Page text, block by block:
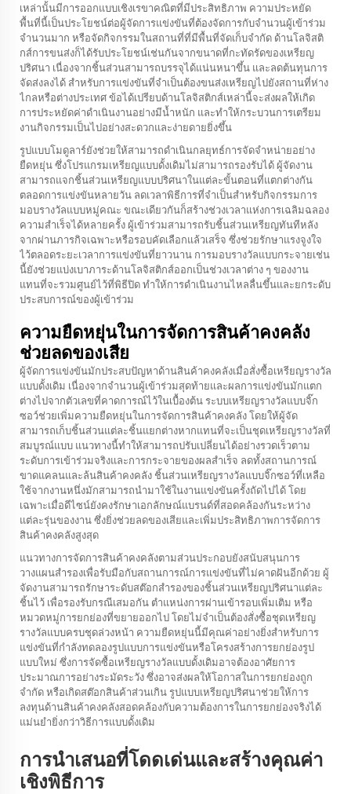
เหล่านั้นมีการออกแบบเชิงเรขาคณิตที่มีประสิทธิภาพ ความประหยัด
พื้นที่นี้เป็นประโยชน์ต่อผู้จัดการแข่งขันที่ต้องจัดการกับจำนวนผู้เข้าร่วม
จำนวนมาก หรือจัดกิจกรรมในสถานที่ที่มีพื้นที่จัดเก็บจำกัด ด้านโลจิสติ
กส์การขนส่งก็ได้รับประโยชน์เช่นกันจากขนาดที่กะทัดรัดของเหรียญ
ปริศนา เนื่องจากชิ้นส่วนสามารถบรรจุได้แน่นหนาขึ้น และลดต้นทุนการ
จัดส่งลงได้ สำหรับการแข่งขันที่จำเป็นต้องขนส่งเหรียญไปยังสถานที่ห่าง
ไกลหรือต่างประเทศ ข้อได้เปรียบด้านโลจิสติกส์เหล่านี้จะส่งผลให้เกิด
การประหยัดค่าดำเนินงานอย่างมีน้ำหนัก และทำให้กระบวนการเตรียม
งานกิจกรรมเป็นไปอย่างสะดวกและง่ายดายยิ่งขึ้น
รูปแบบโมดูลาร์ยังช่วยให้สามารถดำเนินกลยุทธ์การจัดจำหน่ายอย่าง
ยืดหยุ่น ซึ่งโปรแกรมเหรียญแบบดั้งเดิมไม่สามารถรองรับได้ ผู้จัดงาน
สามารถแจกชิ้นส่วนเหรียญแบบปริศนาในแต่ละขั้นตอนที่แตกต่างกัน
ตลอดการแข่งขันหลายวัน ลดเวลาพิธีการที่จำเป็นสำหรับกิจกรรมการ
มอบรางวัลแบบหมู่คณะ ขณะเดียวกันก็สร้างช่วงเวลาแห่งการเฉลิมฉลอง
ความสำเร็จได้หลายครั้ง ผู้เข้าร่วมสามารถรับชิ้นส่วนเหรียญทันทีหลัง
จากผ่านภารกิจเฉพาะหรือรอบคัดเลือกแล้วเสร็จ ซึ่งช่วยรักษาแรงจูงใจ
ไว้ตลอดระยะเวลาการแข่งขันที่ยาวนาน การมอบรางวัลแบบกระจายเช่น
นี้ยังช่วยแบ่งเบาภาระด้านโลจิสติกส์ออกเป็นช่วงเวลาต่าง ๆ ของงาน
แทนที่จะรวมศูนย์ไว้ที่พิธีปิด ทำให้การดำเนินงานไหลลื่นขึ้นและยกระดับ
ประสบการณ์ของผู้เข้าร่วม
ความยืดหยุ่นในการจัดการสินค้าคงคลัง
ช่วยลดของเสีย
ผู้จัดการแข่งขันมักประสบปัญหาด้านสินค้าคงคลังเมื่อสั่งซื้อเหรียญรางวัล
แบบดั้งเดิม เนื่องจากจำนวนผู้เข้าร่วมสุดท้ายและผลการแข่งขันมักแตก
ต่างไปจากตัวเลขที่คาดการณ์ไว้ในเบื้องต้น ระบบเหรียญรางวัลแบบจิ๊ก
ซอว์ช่วยเพิ่มความยืดหยุ่นในการจัดการสินค้าคงคลัง โดยให้ผู้จัด
สามารถเก็บชิ้นส่วนแต่ละชิ้นแยกต่างหากแทนที่จะเป็นชุดเหรียญรางวัลที่
สมบูรณ์แบบ แนวทางนี้ทำให้สามารถปรับเปลี่ยนได้อย่างรวดเร็วตาม
ระดับการเข้าร่วมจริงและการกระจายของผลสำเร็จ ลดทั้งสถานการณ์
ขาดแคลนและล้นสินค้าคงคลัง ชิ้นส่วนเหรียญรางวัลแบบจิ๊กซอว์ที่เหลือ
ใช้จากงานหนึ่งมักสามารถนำมาใช้ในงานแข่งขันครั้งถัดไปได้ โดย
เฉพาะเมื่อดีไซน์ยังคงรักษาเอกลักษณ์แบรนด์ที่สอดคล้องกันระหว่าง
แต่ละรุ่นของงาน ซึ่งยิ่งช่วยลดของเสียและเพิ่มประสิทธิภาพการจัดการ
สินค้าคงคลังสูงสุด
แนวทางการจัดการสินค้าคงคลังตามส่วนประกอบยังสนับสนุนการ
วางแผนสำรองเพื่อรับมือกับสถานการณ์การแข่งขันที่ไม่คาดฝันอีกด้วย ผู้
จัดงานสามารถรักษาระดับสต๊อกสำรองของชิ้นส่วนเหรียญปริศนาแต่ละ
ชิ้นไว้ เพื่อรองรับกรณีเสมอกัน ตำแหน่งการผ่านเข้ารอบเพิ่มเติม หรือ
หมวดหมู่การยกย่องที่ขยายออกไป โดยไม่จำเป็นต้องสั่งซื้อชุดเหรียญ
รางวัลแบบครบชุดล่วงหน้า ความยืดหยุ่นนี้มีคุณค่าอย่างยิ่งสำหรับการ
แข่งขันที่กำลังทดลองรูปแบบการแข่งขันหรือโครงสร้างการยกย่องรูป
แบบใหม่ ซึ่งการจัดซื้อเหรียญรางวัลแบบดั้งเดิมอาจต้องอาศัยการ
ประมาณการอย่างระมัดระวัง ซึ่งอาจส่งผลให้โอกาสในการยกย่องถูก
จำกัด หรือเกิดสต๊อกสินค้าส่วนเกิน รูปแบบเหรียญปริศนาช่วยให้การ
ลงทุนด้านสินค้าคงคลังสอดคล้องกับความต้องการในการยกย่องจริงได้
แม่นยำยิ่งกว่าวิธีการแบบดั้งเดิม
การนำเสนอที่โดดเด่นและสร้างคุณค่า
เชิงพิธีการ